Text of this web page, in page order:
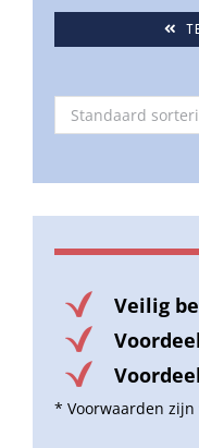
Veilig
* Voorwaarden